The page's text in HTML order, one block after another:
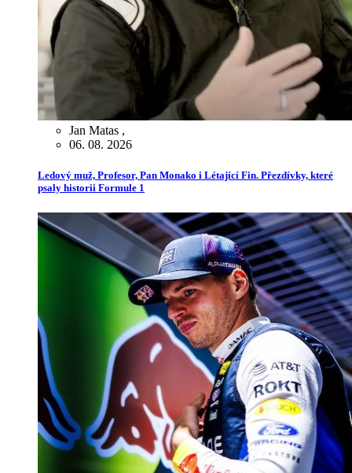
Jan Matas ,
06. 08. 2026
Ledový muž, Profesor, Pan Monako i Létající Fin. Přezdívky, které
psaly historii Formule 1